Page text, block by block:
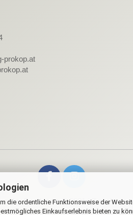
die ordentliche Funktionsweise der
Einkaufserlebnis bieten zu
prokop.at
by Gambio.de © 2021 | Template
Preise inkl. MwSt. & zzgl.